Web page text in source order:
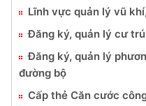
Lĩnh vực quản lý vũ
Đăng ký, quản lý cư trú
Đăng ký, quản lý
đường bộ
Cấp thẻ Căn cước